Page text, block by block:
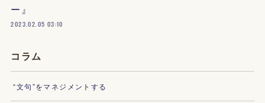
ー』
2023.02.05 03:10
コラム
“文句”をマネジメントする